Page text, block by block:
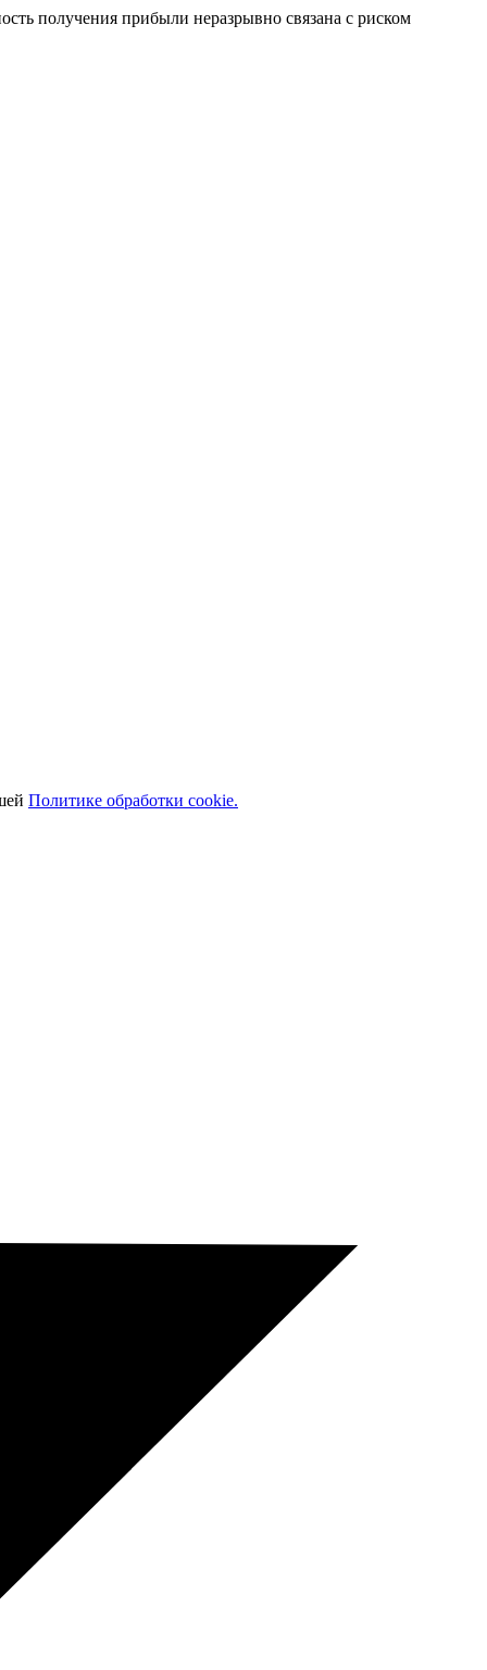
получения прибыли неразрывно связана с риском
Политике обработки cookie.